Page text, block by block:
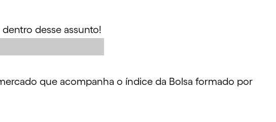
desse assunto!
que acompanha o índice da Bolsa formado por